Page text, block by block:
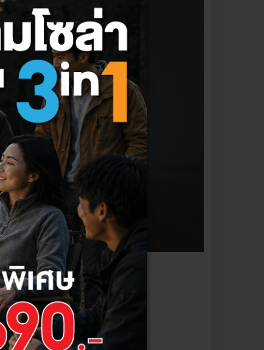
าพด้านการมองเห็น ดังนั้น
มารถแบ่งออกได้ทั้งหมด 3